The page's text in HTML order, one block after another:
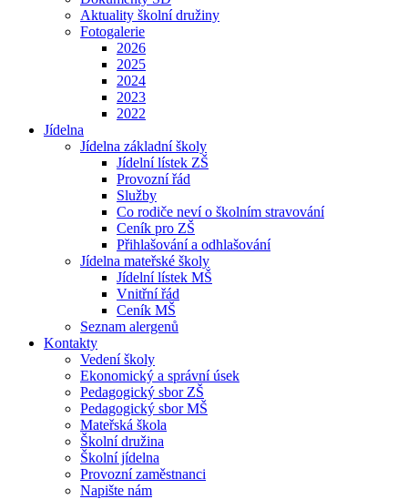
Aktuality školní družiny
Fotogalerie
2026
2025
2024
2023
2022
Jídelna
Jídelna základní školy
Jídelní lístek ZŠ
Provozní řád
Služby
Co rodiče neví o školním stravování
Ceník pro ZŠ
Přihlašování a odhlašování
Jídelna mateřské školy
Jídelní lístek MŠ
Vnitřní řád
Ceník MŠ
Seznam alergenů
Kontakty
Vedení školy
Ekonomický a správní úsek
Pedagogický sbor ZŠ
Pedagogický sbor MŠ
Mateřská škola
Školní družina
Školní jídelna
Provozní zaměstnanci
Napište nám